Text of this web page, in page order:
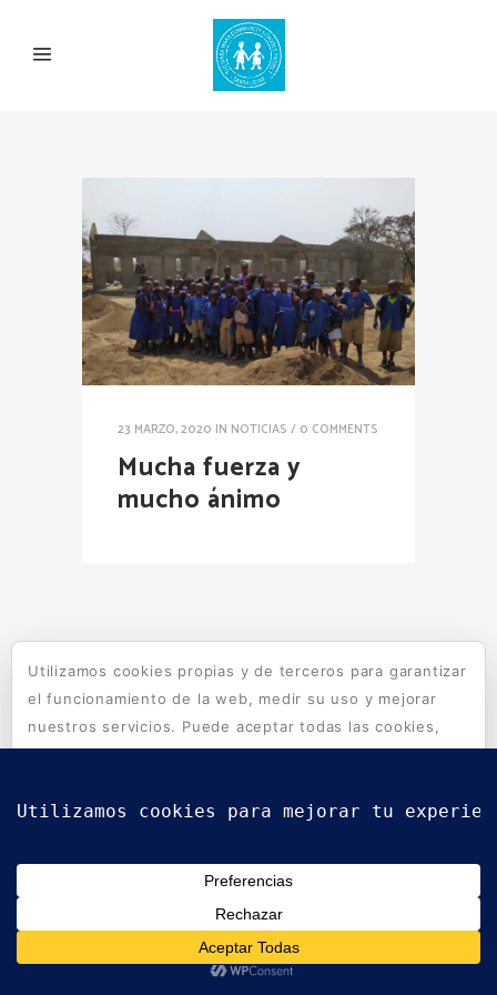
23 MARZO, 2020 IN NOTICIAS / 0 COMMENTS
Mucha fuerza y
mucho ánimo
Utilizamos cookies propias y de terceros para garantizar
el funcionamiento de la web, medir su uso y mejorar
nuestros servicios. Puede aceptar todas las cookies,
rechazar las no necesarias o configurar sus
Rechazar
Configurar